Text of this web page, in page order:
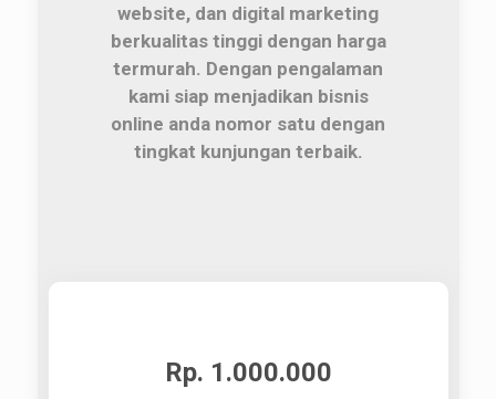
website, dan digital marketing
berkualitas tinggi dengan harga
termurah. Dengan pengalaman
kami siap menjadikan bisnis
online anda nomor satu dengan
tingkat kunjungan terbaik.
Rp. 1.000.000